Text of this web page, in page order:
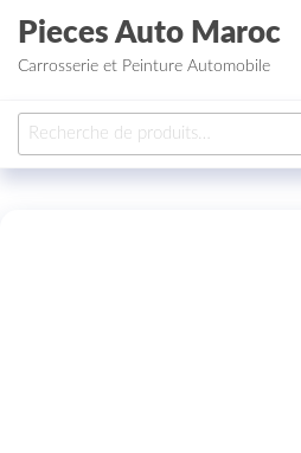
Aller au contenu
Pieces Auto Maroc
Carrosserie et Peinture Automobile
Recherche pour :